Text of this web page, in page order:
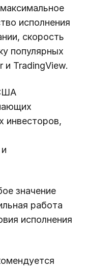
исполнения
скорость
популярных
и TradingView.
инвесторов,
значение
работа
исполнения